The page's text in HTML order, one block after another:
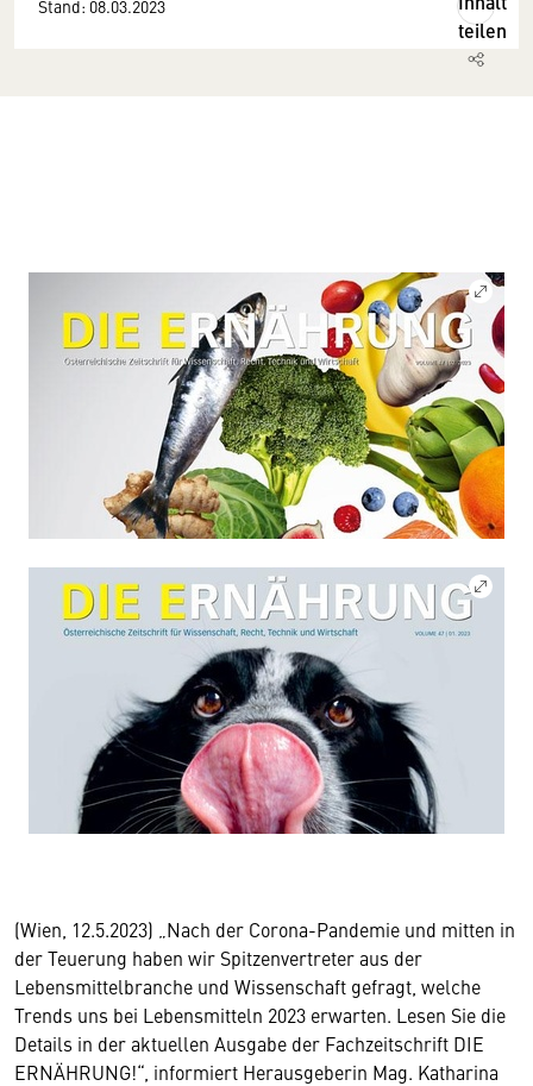
Stand: 08.03.2023
teilen
(Wien, 12.5.2023) „Nach der Corona-Pandemie und mitten in
der Teuerung haben wir Spitzenvertreter aus der
Lebensmittelbranche und Wissenschaft gefragt, welche
Trends uns bei Lebensmitteln 2023 erwarten. Lesen Sie die
Details in der aktuellen Ausgabe der Fachzeitschrift DIE
ERNÄHRUNG!“, informiert Herausgeberin Mag. Katharina